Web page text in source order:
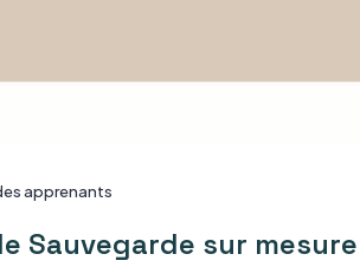
apprenants
Sauvegarde sur mesure